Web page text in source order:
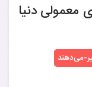
دنیا
می‌دهند